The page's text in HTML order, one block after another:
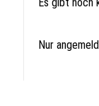
Nur